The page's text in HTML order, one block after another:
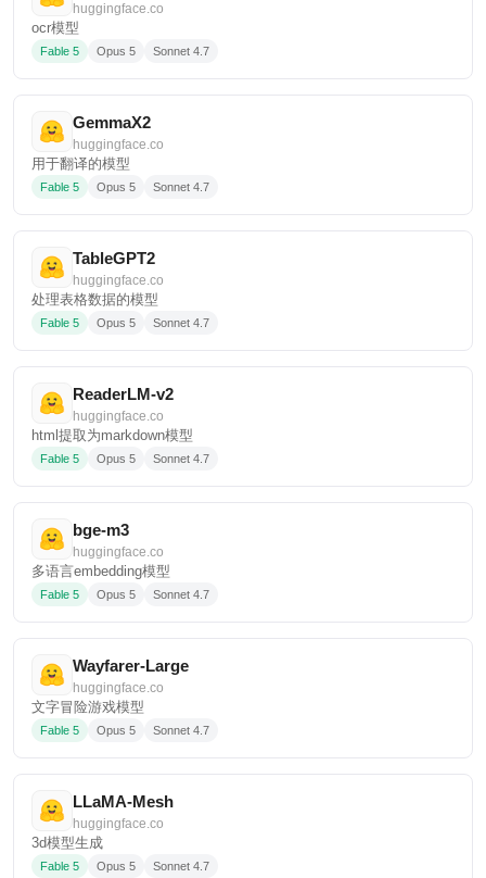
huggingface.co
ocr模型
Fable 5 Opus 5 Sonnet 4.7
GemmaX2
huggingface.co
用于翻译的模型
Fable 5 Opus 5 Sonnet 4.7
TableGPT2
huggingface.co
处理表格数据的模型
Fable 5 Opus 5 Sonnet 4.7
ReaderLM-v2
huggingface.co
html提取为markdown模型
Fable 5 Opus 5 Sonnet 4.7
bge-m3
huggingface.co
多语言embedding模型
Fable 5 Opus 5 Sonnet 4.7
Wayfarer-Large
huggingface.co
文字冒险游戏模型
Fable 5 Opus 5 Sonnet 4.7
LLaMA-Mesh
huggingface.co
3d模型生成
Fable 5 Opus 5 Sonnet 4.7